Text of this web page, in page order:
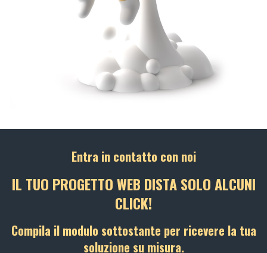
Entra in contatto con noi
IL TUO PROGETTO WEB DISTA SOLO ALCUNI
CLICK!
Compila il modulo sottostante per ricevere la tua
soluzione su misura.